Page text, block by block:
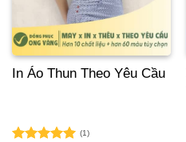
In Áo Thun Theo Yêu Cầu
(1)